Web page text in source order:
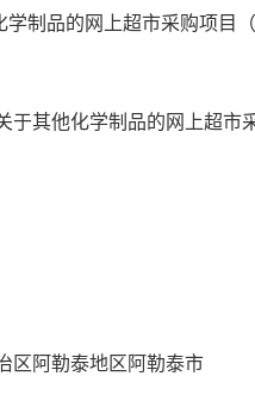
制品的网上超市采购项目
于其他化学制品的网上超市
区阿勒泰地区阿勒泰市